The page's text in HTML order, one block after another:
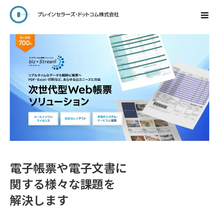
電子帳票や電子文書に
関する様々な課題を
解決します